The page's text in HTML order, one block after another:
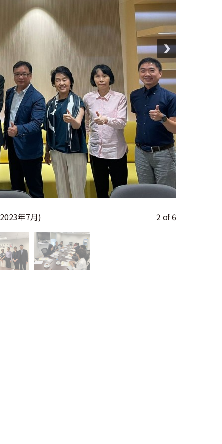
年7月) 2 of6